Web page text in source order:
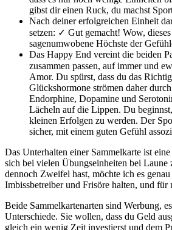
gibst dir einen Ruck, du machst
Nach deiner erfolgreichen Einheit
setzen: ✓ Gut gemacht! Wow, dieses
sagenumwobene Höchste der
Das Happy End vereint die beiden
zusammen passen, auf immer und
Amor. Du spürst, dass du das
Glückshormone strömen daher
Endorphine, Dopamine und
Lächeln auf die Lippen. Du
kleinen Erfolgen zu werden. Der
sicher, mit einem guten Gefühl
Das Unterhalten einer Sammelkarte ist
sich bei vielen Übungseinheiten bei Laune
dennoch Zweifel hast, möchte ich es
Imbissbetreiber und Frisöre halten, und für
Beide Sammelkartenarten sind Werbung,
Unterschiede. Sie wollen, dass du Geld
gleich ein wenig Zeit investierst und dem